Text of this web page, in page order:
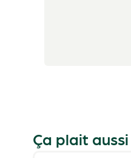
Ça plait